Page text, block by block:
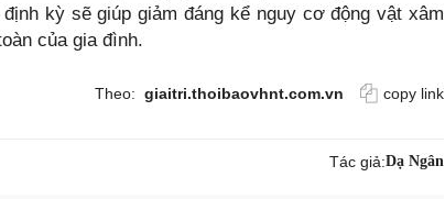
kỳ sẽ giúp giảm đáng kể nguy cơ động vật xâm
của gia đình.
Theo: giaitri.thoibaovhnt.com.vn copy link
Tác giả:Dạ Ngân